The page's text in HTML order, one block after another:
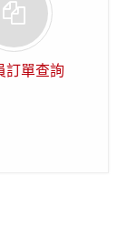
訂單查詢